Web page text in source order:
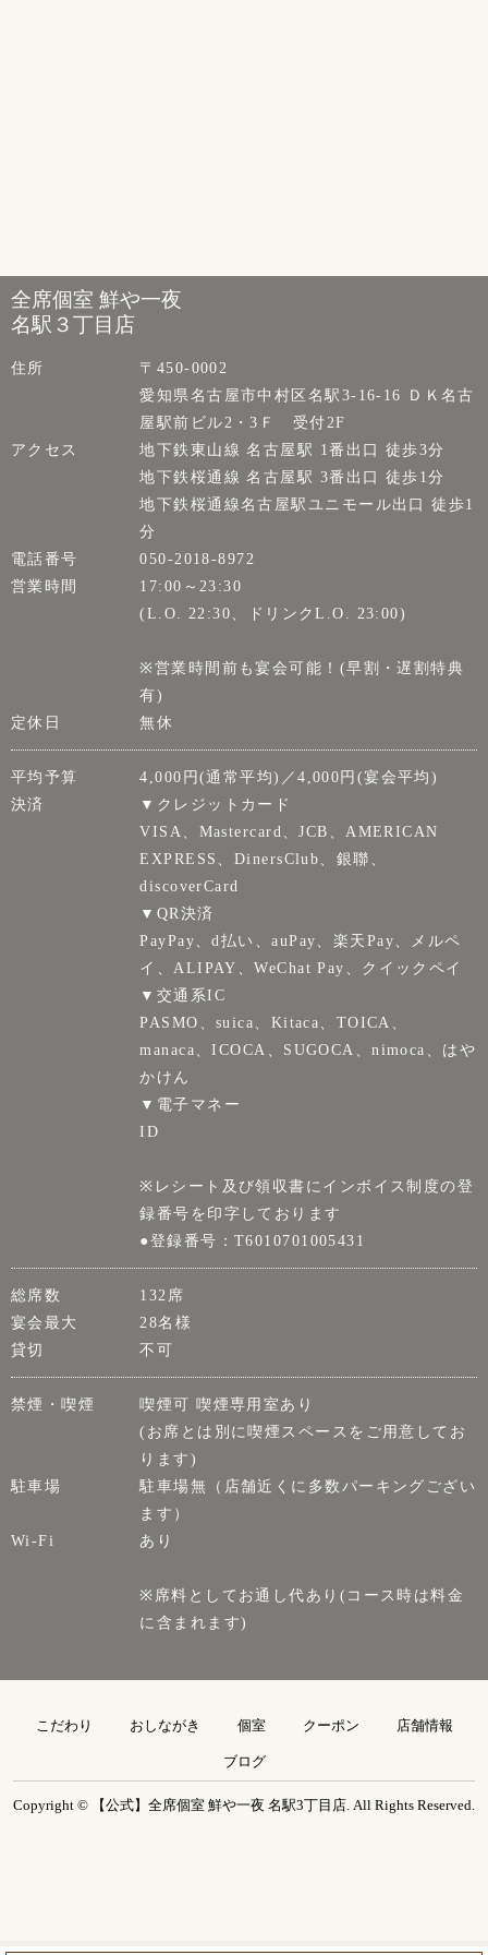
全席個室 鮮や一夜
名駅３丁目店
住所
〒450-0002
愛知県名古屋市中村区名駅3-16-16 ＤＫ名古
屋駅前ビル2・3Ｆ 受付2F
アクセス
地下鉄東山線 名古屋駅 1番出口 徒歩3分
地下鉄桜通線 名古屋駅 3番出口 徒歩1分
地下鉄桜通線名古屋駅ユニモール出口 徒歩1
分
電話番号
050-2018-8972
営業時間
17:00～23:30
(L.O. 22:30、ドリンクL.O. 23:00)
※営業時間前も宴会可能！(早割・遅割特典
有)
定休日
無休
平均予算
4,000円(通常平均)／4,000円(宴会平均)
決済
▼クレジットカード
VISA、Mastercard、JCB、AMERICAN
EXPRESS、DinersClub、銀聯、
discoverCard
▼QR決済
PayPay、d払い、auPay、楽天Pay、メルペ
イ、ALIPAY、WeChat Pay、クイックペイ
▼交通系IC
PASMO、suica、Kitaca、TOICA、
manaca、ICOCA、SUGOCA、nimoca、はや
かけん
▼電子マネー
ID
※レシート及び領収書にインボイス制度の登
録番号を印字しております
●登録番号：T6010701005431
総席数
132席
宴会最大
28名様
貸切
不可
禁煙・喫煙
喫煙可 喫煙専用室あり
(お席とは別に喫煙スペースをご用意してお
ります)
駐車場
駐車場無（店舗近くに多数パーキングござい
ます）
Wi-Fi
あり
※席料としてお通し代あり(コース時は料金
に含まれます)
こだわり おしながき 個室 クーポン 店舗情報
ブログ
Copyright © 【公式】全席個室 鮮や一夜 名駅3丁目店. All Rights Reserved.